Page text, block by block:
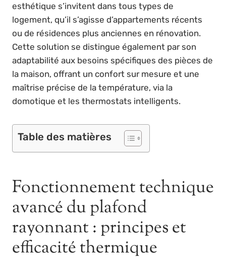
esthétique s’invitent dans tous types de
logement, qu’il s’agisse d’appartements récents
ou de résidences plus anciennes en rénovation.
Cette solution se distingue également par son
adaptabilité aux besoins spécifiques des pièces de
la maison, offrant un confort sur mesure et une
maîtrise précise de la température, via la
domotique et les thermostats intelligents.
Table des matières
Fonctionnement technique
avancé du plafond
rayonnant : principes et
efficacité thermique